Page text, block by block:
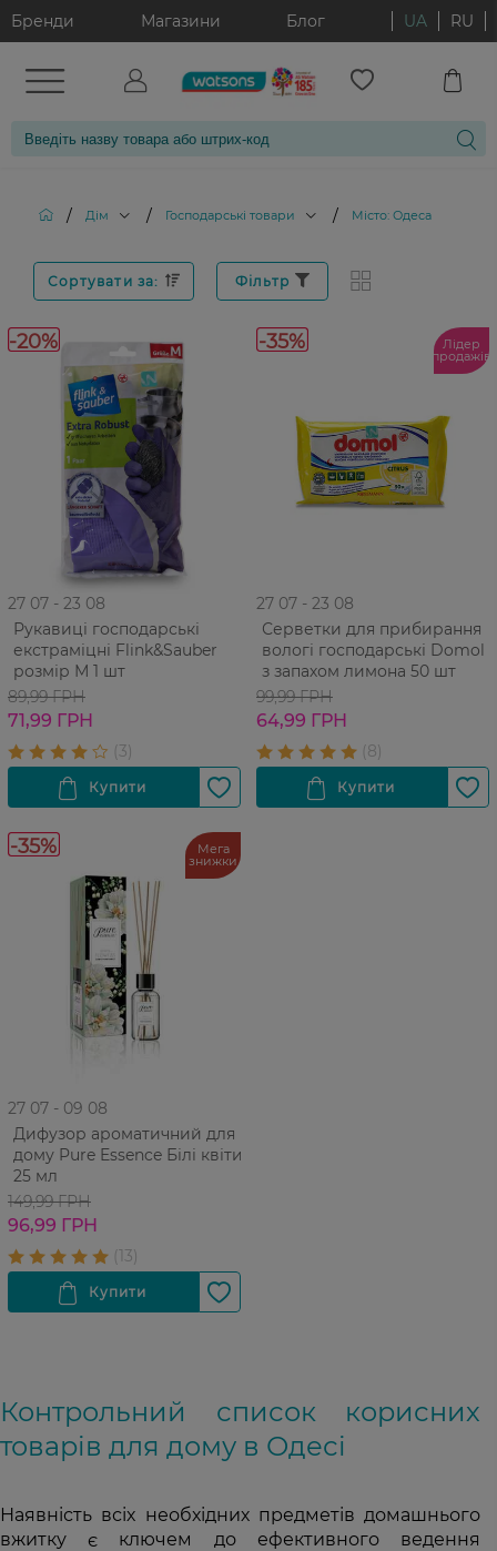
Бренди Магазини Блог UA RU
/ Дім / Господарські товари / Місто: Одеса
Сортувати за: Фільтр
-20%
27 07 - 23 08
Рукавиці господарські
екстраміцні Flink&Sauber
розмір М 1 шт
89,99 ГРН
71,99 ГРН
-35% Лідер
продажів
27 07 - 23 08
Серветки для прибирання
вологі господарські Domol
з запахом лимона 50 шт
99,99 ГРН
64,99 ГРН
-35% Мега
знижки
27 07 - 09 08
Дифузор ароматичний для
дому Pure Essence Білі квіти
25 мл
149,99 ГРН
96,99 ГРН
Контрольний список корисних
товарів для дому в Одесі
Наявність всіх необхідних предметів домашнього
вжитку є ключем до ефективного ведення